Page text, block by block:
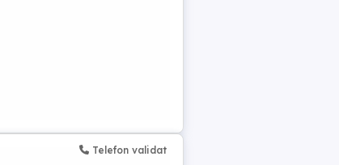
Telefon validat